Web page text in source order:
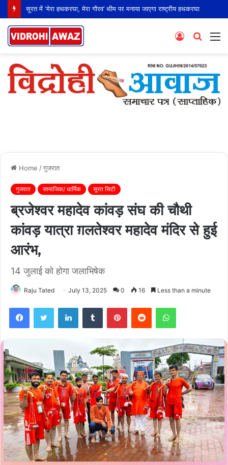
सूरत में ‘मेरा हथकरघा, मेरा गौरव’ थीम पर मनाया जाएगा राष्ट्रीय हथकरघा दिवस
Search
Log
Home /गुजरात
गुजरात सामाजिक/ धार्मिक सूरत सिटी
ब्रजेश्वर महादेव कांवड़ संघ की चौथी
कांवड़ यात्रा ग़लतेश्वर महादेव मंदिर से हुई
आरंभ,
14 जुलाई को होगा जलाभिषेक
Raju Tated July 13, 2025 0 16 Less than a minute
FacebookTwitter LinkedInTumblr PinterestReddit WhatsApp